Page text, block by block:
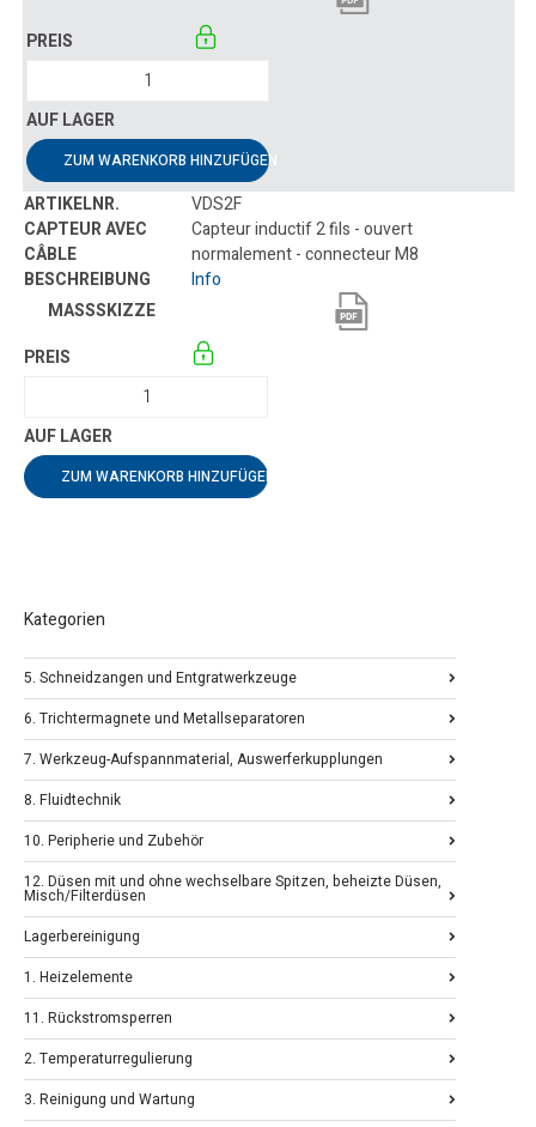
ZUM WARENKORB HINZUFÜGEN
VDS2F
Capteur inductif 2 fils - ouvert
normalement - connecteur M8
Info
ZUM WARENKORB HINZUFÜGEN
Kategorien
5. Schneidzangen und Entgratwerkzeuge
6. Trichtermagnete und Metallseparatoren
7. Werkzeug-Aufspannmaterial, Auswerferkupplungen
8. Fluidtechnik
10. Peripherie und Zubehör
12. Düsen mit und ohne wechselbare Spitzen, beheizte Düsen,
Misch/Filterdüsen
Lagerbereinigung
1. Heizelemente
11. Rückstromsperren
2. Temperaturregulierung
3. Reinigung und Wartung